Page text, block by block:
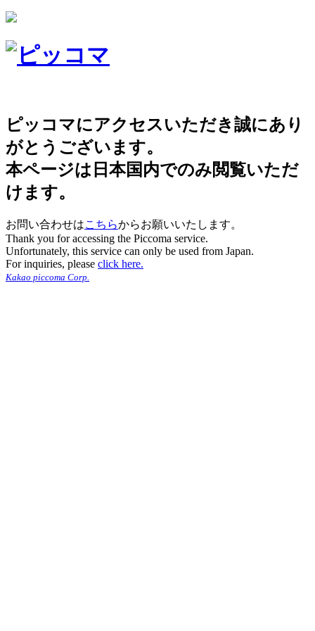
ピッコマにアクセスいただき誠にあり
がとうございます。
本ページは日本国内でのみ閲覧いただ
けます。
お問い合わせはこちらからお願いいたします。
Thank you for accessing the Piccoma service.
Unfortunately, this service can only be used from Japan.
For inquiries, please click here.
Kakao piccoma Corp.